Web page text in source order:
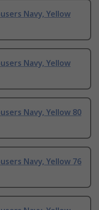
Navy, Yellow
Navy, Yellow
Navy, Yellow 80
Navy, Yellow 76